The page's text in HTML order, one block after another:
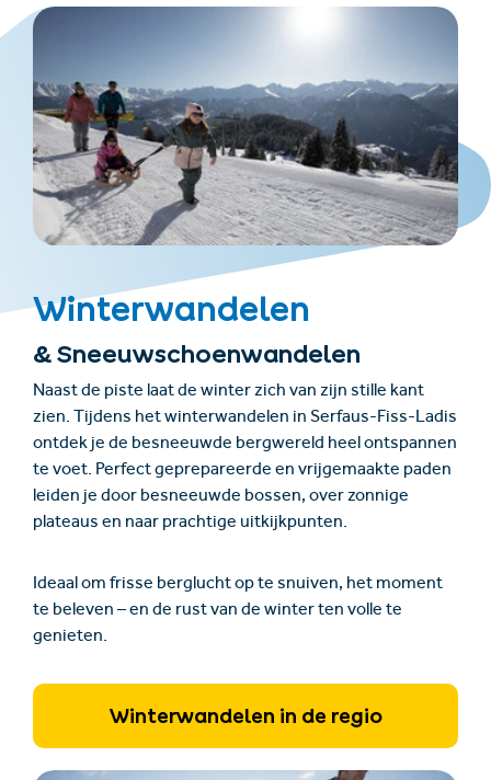
Winterwandelen
& Sneeuwschoenwandelen
Naast de piste laat de winter zich van zijn stille kant
zien. Tijdens het winterwandelen in Serfaus-Fiss-Ladis
ontdek je de besneeuwde bergwereld heel ontspannen
te voet. Perfect geprepareerde en vrijgemaakte paden
leiden je door besneeuwde bossen, over zonnige
plateaus en naar prachtige uitkijkpunten.
Ideaal om frisse berglucht op te snuiven, het moment
te beleven – en de rust van de winter ten volle te
genieten.
Winterwandelen in de regio